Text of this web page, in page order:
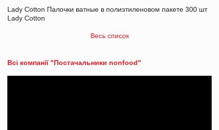
Lady Cotton Палочки ватные в полиэтиленовом пакете 300 шт
Lady Cotton
Весь список
Всі компанії "Постачальники nonfood"